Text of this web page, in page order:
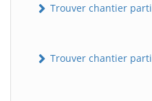
Trouver chantier
Trouver chantier